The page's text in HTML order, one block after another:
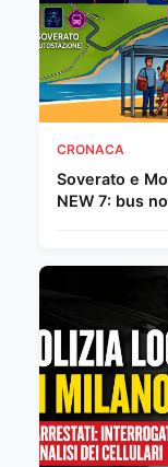
CRONACA
Soverato e
NEW 7: bus